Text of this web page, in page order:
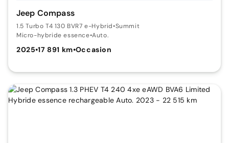
Jeep Compass
1.5 Turbo T4 130 BVR7 e-Hybrid•Summit
Micro-hybride essence•Auto.
2025•17 891 km•Occasion